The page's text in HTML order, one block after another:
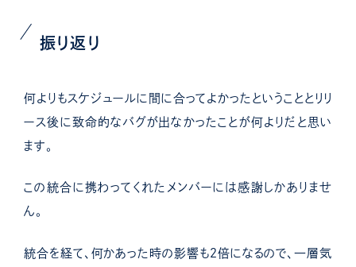
振り返り
何よりもスケジュールに間に合ってよかったということとリリ
ース後に致命的なバグが出なかったことが何よりだと思い
ます。
この統合に携わってくれたメンバーには感謝しかありませ
ん。
統合を経て、何かあった時の影響も２倍になるので、一層気